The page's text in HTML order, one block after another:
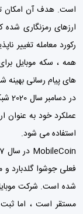
است. هدف آن امکان
ارزهای رمزنگاری
رکورد معامله تغییر
همه ، سکه موبایل
های پیام رسانی
در
عملکرد خود به عنوان
استفاده می شود.
مستقر است ، اما ثبت